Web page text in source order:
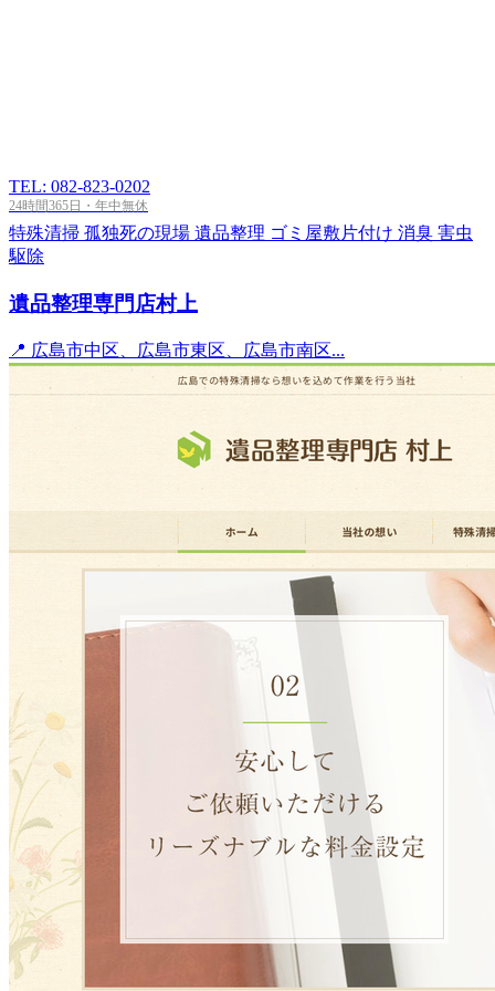
TEL: 082-823-0202
24時間365日・年中無休
特殊清掃 孤独死の現場 遺品整理 ゴミ屋敷片付け 消臭 害虫
駆除
遺品整理専門店村上
📍 広島市中区、広島市東区、広島市南区...